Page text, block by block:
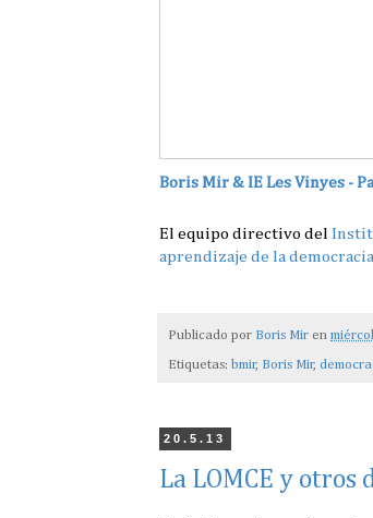
Boris Mir & IE Les Vinyes -
El equipo directivo del
aprendizaje de la democracia
Publicado por Boris Mir en
Etiquetas: bmir, Boris Mir,
20.5.13
La LOMCE y otros